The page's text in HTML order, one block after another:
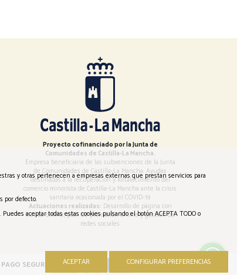
Proyecto cofinanciado por la Junta de
Comunidades de Castilla-La Mancha.
Empresa beneficiaria de las subvenciones de la Junta
de Comunidades de Castilla-La Mancha: Ayudas
destinadas a la recuperación y fortalecimiento del
comercio minorista de Castilla-La Mancha ante la crisis
sanitaria ocasionada por el COVID-19
Actuaciones realizadas: Desarrollo de página con
tienda online, plan de promoción online y gestión de
redes sociales
PAGO SEGURO
y otras pertenecen a empresas externas que prestan servicios para
por defecto.
aceptar todas estas cookies pulsando el botón ACEPTA TODO o
ACEPTAR CONFIGURAR PREFERENCIAS